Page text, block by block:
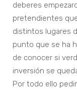
deberes
pretendientes
distintos lugares
punto que se ha
de conocer si
inversión se
Por todo ello